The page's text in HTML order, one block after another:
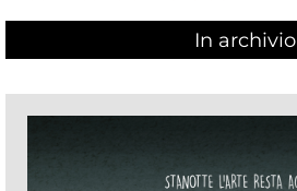
In archivio